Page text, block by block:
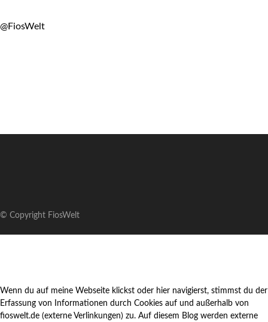
@FiosWelt
© Copyright FiosWelt
Wenn du auf meine Webseite klickst oder hier navigierst, stimmst du der
Erfassung von Informationen durch Cookies auf und außerhalb von
fioswelt.de (externe Verlinkungen) zu. Auf diesem Blog werden externe